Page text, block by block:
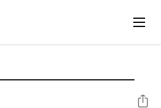
分享